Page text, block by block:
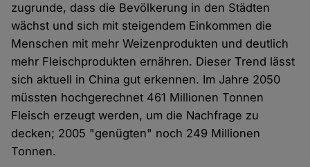
zugrunde, dass die Bevölkerung in den Städten
wächst und sich mit steigendem Einkommen die
Menschen mit mehr Weizenprodukten und deutlich
mehr Fleischprodukten ernähren. Dieser Trend lässt
sich aktuell in China gut erkennen. Im Jahre 2050
müssten hochgerechnet 461 Millionen Tonnen
Fleisch erzeugt werden, um die Nachfrage zu
decken; 2005 "genügten" noch 249 Millionen
Tonnen.